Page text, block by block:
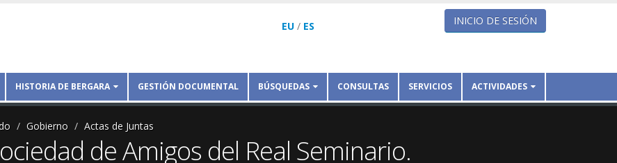
EU / ES INICIO DE SESIÓN
HISTORIA DE BERGARA GESTIÓN DOCUMENTAL BÚSQUEDAS CONSULTAS SERVICIOS ACTIVIDADES
Gobierno Actas de Juntas
de Amigos del Real Seminario.